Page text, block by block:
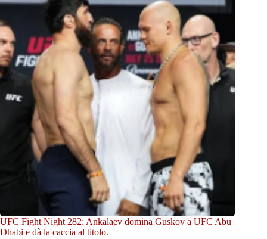
UFC Fight Night 282: Ankalaev domina Guskov a UFC Abu
Dhabi e dà la caccia al titolo.